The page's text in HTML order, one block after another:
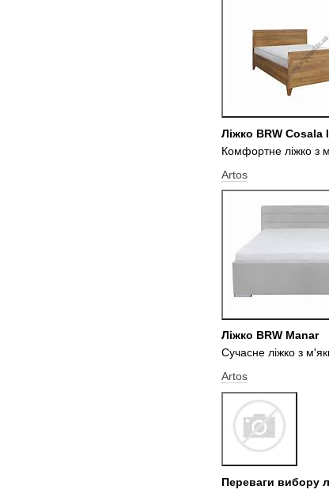
Ліжко BRW Cosala
Комфортне ліжко з
Artos
Ліжко BRW Manar
Сучасне ліжко з
Artos
Переваги вибору